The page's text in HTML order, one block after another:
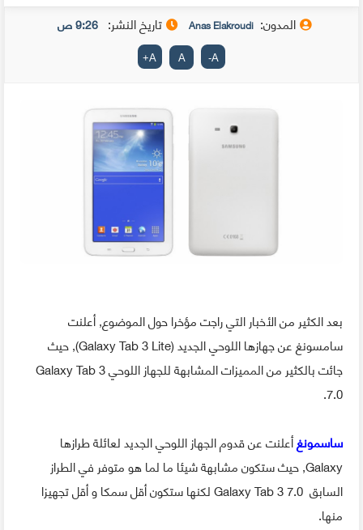
المدون: Anas Elakroudi تاريخ النشر: 9:26 ص
A
-
A
A
+
بعد الكثير من الأخبار التي راجت مؤخرا حول الموضوع, أعلنت
سامسونغ عن جهازها اللوحي الجديد (Galaxy Tab 3 Lite), حيث
جائت بالكثير من المميزات المشابهة للجهاز اللوحي Galaxy Tab 3
7.0.
ساسمونغأعلنت عن قدوم الجهاز اللوحي الجديد لعائلة طرازها
Galaxy, حيث ستكون مشابهة شيئا ما لما هو متوفر في الطراز
السابق Galaxy Tab 3 7.0 لكنها ستكون أقل سمكا و أقل تجهيزا
منها.